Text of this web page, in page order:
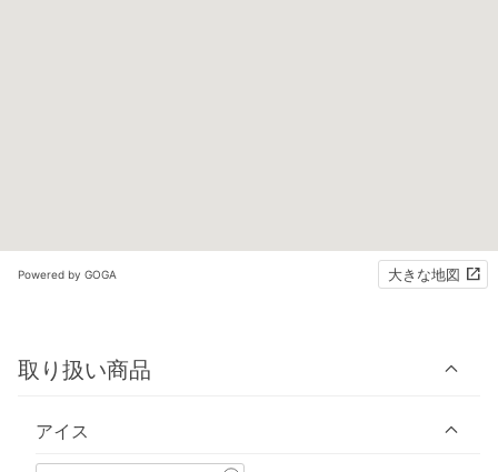
Powered by GOGA 大きな地図
取り扱い商品
アイス